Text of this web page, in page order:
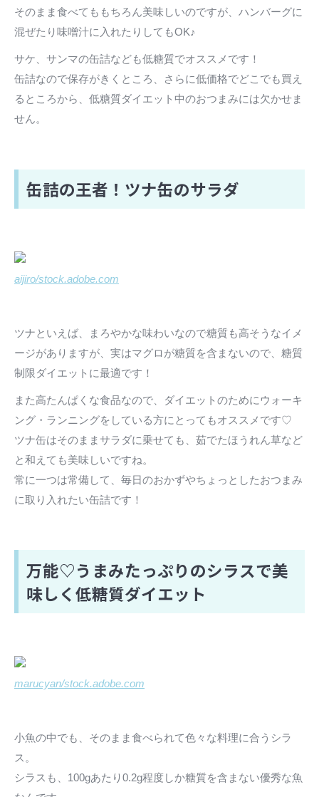
そのまま食べてももちろん美味しいのですが、ハンバーグに
混ぜたり味噌汁に入れたりしてもOK♪
サケ、サンマの缶詰なども低糖質でオススメです！
缶詰なので保存がきくところ、さらに低価格でどこでも買え
るところから、低糖質ダイエット中のおつまみには欠かせま
せん。
缶詰の王者！ツナ缶のサラダ
aijiro/stock.adobe.com
ツナといえば、まろやかな味わいなので糖質も高そうなイメ
ージがありますが、実はマグロが糖質を含まないので、糖質
制限ダイエットに最適です！
また高たんぱくな食品なので、ダイエットのためにウォーキ
ング・ランニングをしている方にとってもオススメです♡
ツナ缶はそのままサラダに乗せても、茹でたほうれん草など
と和えても美味しいですね。
常に一つは常備して、毎日のおかずやちょっとしたおつまみ
に取り入れたい缶詰です！
万能♡うまみたっぷりのシラスで美
味しく低糖質ダイエット
marucyan/stock.adobe.com
小魚の中でも、そのまま食べられて色々な料理に合うシラ
ス。
シラスも、100gあたり0.2g程度しか糖質を含まない優秀な魚